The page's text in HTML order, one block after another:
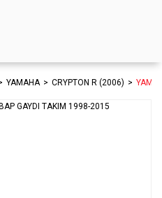
YAMAHA CRYPTON R (2006)